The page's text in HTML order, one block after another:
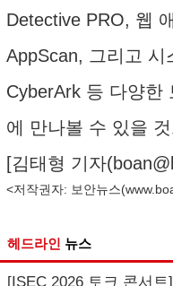
Detective PRO, 웹
AppScan, 그리고 시
CyberArk 등 다양한
에 만나볼 수 있을
[김태형 기자(
<저작권자: 보안뉴스(
헤드라인 뉴스
[ISEC 2026 토크 콘서